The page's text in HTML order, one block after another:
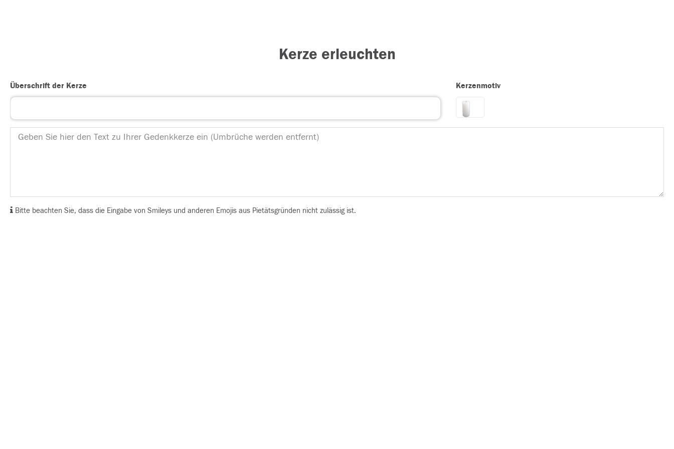
Kerze erleuchten
Überschrift der Kerze Kerzenmotiv
Bitte beachten Sie, dass die Eingabe von Smileys und anderen Emojis aus Pietätsgründen nicht zulässig ist.